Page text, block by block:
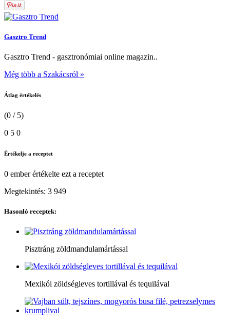
Gasztro Trend
Gasztro Trend - gasztronómiai online magazin..
Még több a Szakácsról »
Átlag értékelés
(0 / 5)
0 5 0
Értékelje a receptet
0 emberértékelte ezt a receptet
Megtekintés: 3 949
Hasonló receptek:
Pisztráng zöldmandulamártással
Mexikói zöldségleves tortillával és tequilával